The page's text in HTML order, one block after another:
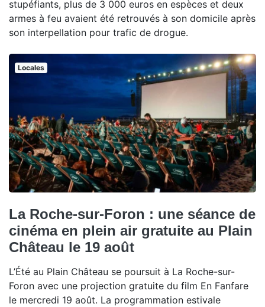
stupéfiants, plus de 3 000 euros en espèces et deux
armes à feu avaient été retrouvés à son domicile après
son interpellation pour trafic de drogue.
Locales
La Roche-sur-Foron : une séance de
cinéma en plein air gratuite au Plain
Château le 19 août
L’Été au Plain Château se poursuit à La Roche-sur-
Foron avec une projection gratuite du film En Fanfare
le mercredi 19 août. La programmation estivale